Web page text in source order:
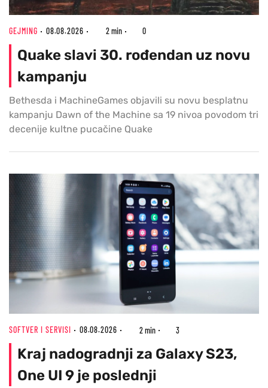
GEJMING 08.08.2026 2 min 0
Quake slavi 30. rođendan uz novu
kampanju
Bethesda i MachineGames objavili su novu besplatnu
kampanju Dawn of the Machine sa 19 nivoa povodom tri
decenije kultne pucačine Quake
SOFTVER I SERVISI 08.08.2026 2 min 3
Kraj nadogradnji za Galaxy S23,
One UI 9 je poslednji